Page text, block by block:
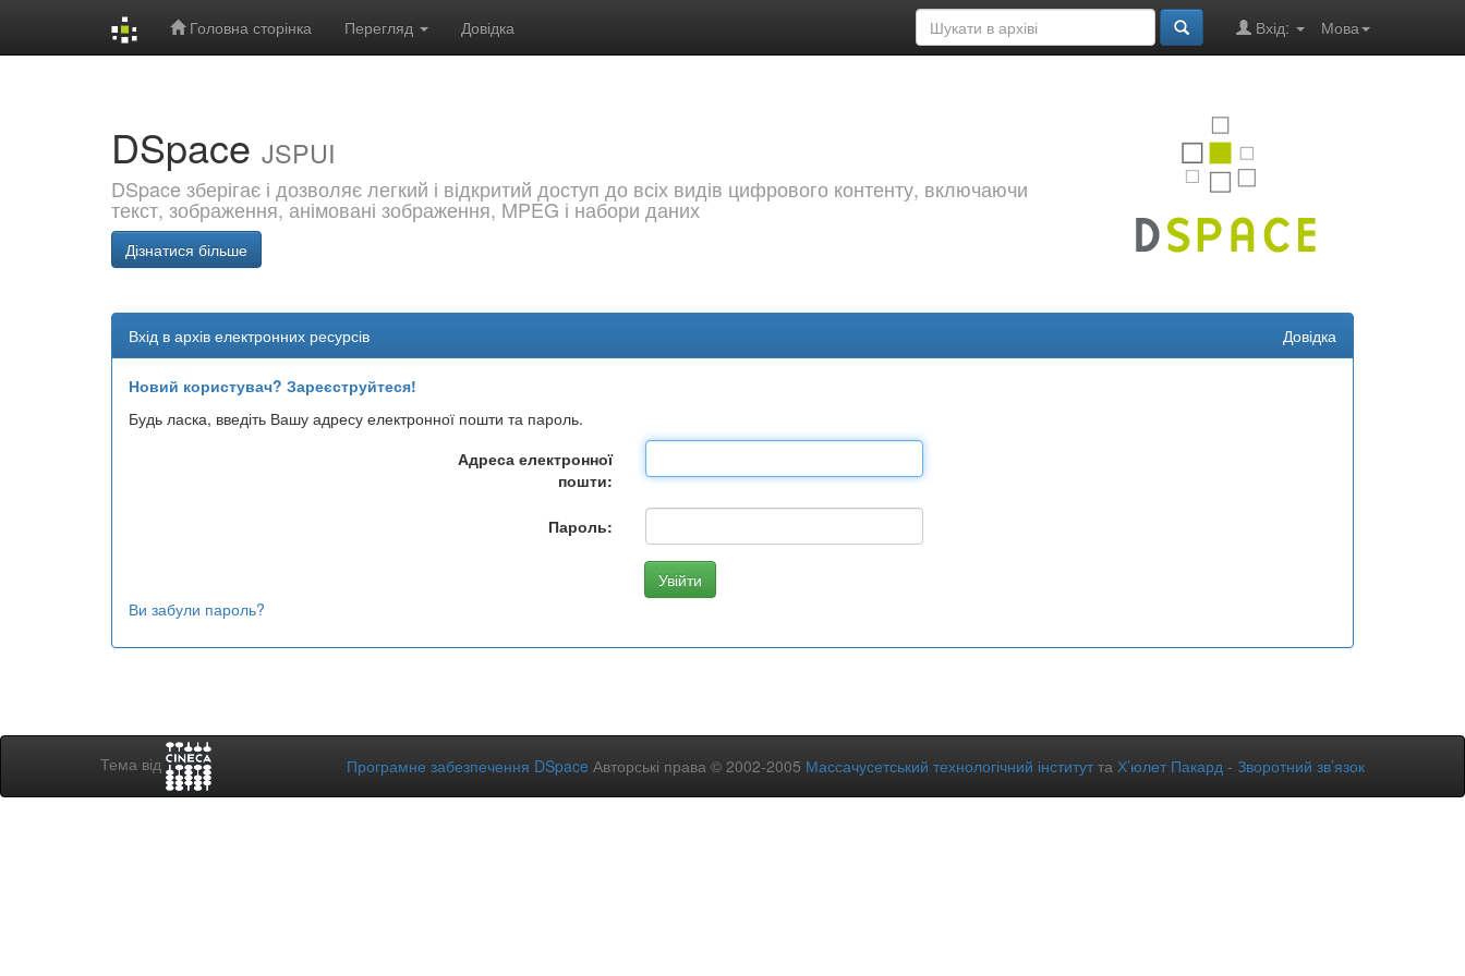
Головна сторінка Перегляд Довідка Мова
Вхід:
DSpace JSPUI
DSpace зберігає і дозволяє легкий і відкритий доступ до всіх видів цифрового контенту, включаючи
текст, зображення, анімовані зображення, MPEG і набори даних
Дізнатися більше
Вхід в архів електронних ресурсів Довідка
Новий користувач? Зареєструйтеся!
Будь ласка, введіть Вашу адресу електронної пошти та пароль.
Адреса електронної
пошти:
Пароль:
Ви забули пароль?
Тема від Програмне забезпечення DSpace Авторські права © 2002-2005 Массачусетський технологічний інститут та Х’юлет Пакард - Зворотний зв’язок